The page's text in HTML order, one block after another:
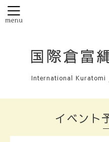
国際倉富
International Kuratomi
イベント